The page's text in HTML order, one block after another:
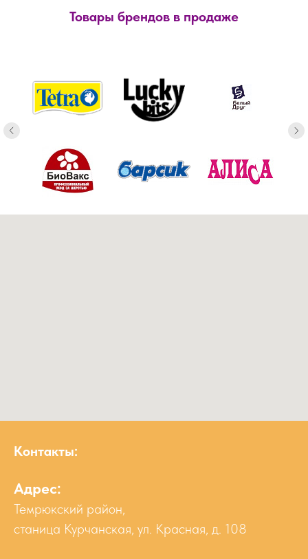
Товары брендов в продаже
Контакты:
Адрес:
Темрюкский район,
станица Курчанская, ул. Красная, д. 108